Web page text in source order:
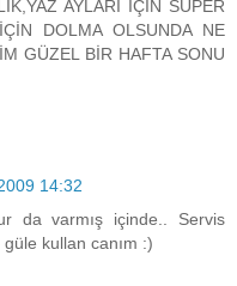
AYLARI İÇİN SÜPER
DOLMA OLSUNDA NE
GÜZEL BİR HAFTA SONU
14:32
da varmış içinde.. Servis
kullan canım :)